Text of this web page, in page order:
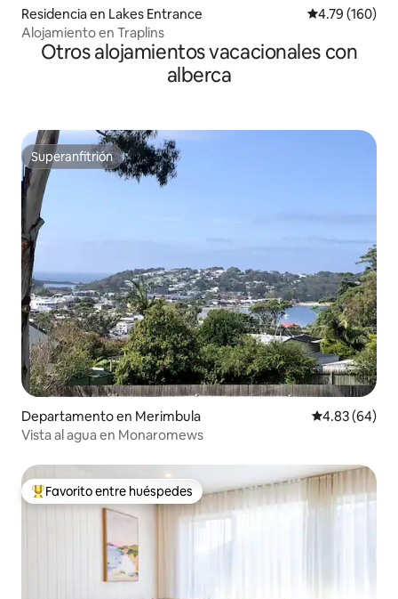
Residencia en Lakes Entrance Calificación
4.79 (160)
Alojamiento en Traplins
Otros alojamientos vacacionales con
alberca
Superanfitrión
Superanfitrión
Departamento en Merimbula Calificación
4.83 (64)
Vista al agua en Monaromews
De los mejores en Favorito entre huéspedes
Favorito entre huéspedes